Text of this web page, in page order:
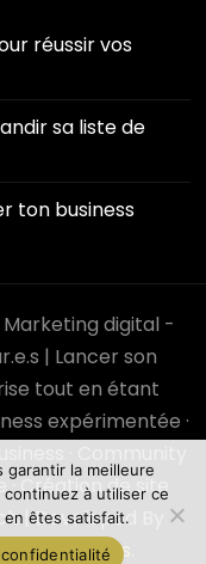
réussir vos
sa liste de
ton business
digital -
| Lancer son
tout en étant
expérimentée ·
· Création de site
| Developed By
byWordPress
la meilleure
à utiliser ce
êtes satisfait.